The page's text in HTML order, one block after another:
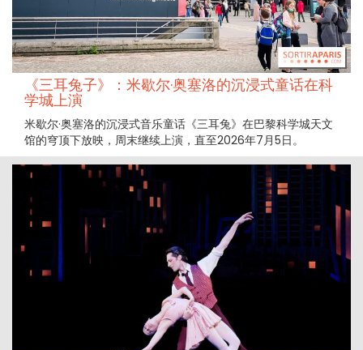
《三耳兔子》：米歇尔·奥塞洛的沉浸式童话在科
学城上演
米歇尔·奥塞洛的沉浸式音乐童话《三耳兔》在巴黎科学城天文
馆的穹顶下放映，周末继续上演，直至2026年7月5日。